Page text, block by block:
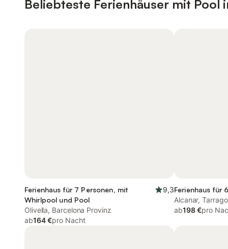
Beliebteste Ferienhäuser mit Pool
Ferienhaus für 7 Personen, mit
Whirlpool und Pool
9,3
Olivella, Barcelona Provinz
ab164 €pro Nacht
Ferienhaus für
Alcanar,
ab198 €pro